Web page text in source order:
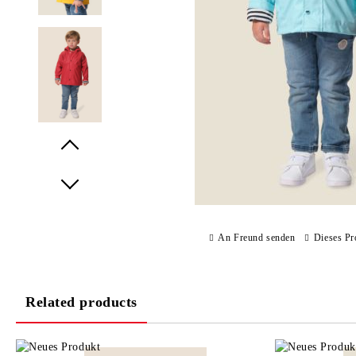
An Freund senden Dieses
Related products